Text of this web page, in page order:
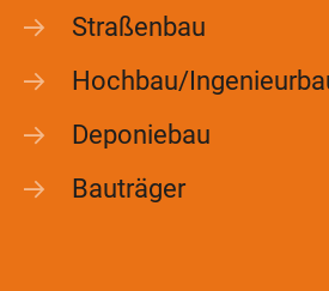
Straßenbau
Hochbau/
Deponiebau
Bauträger